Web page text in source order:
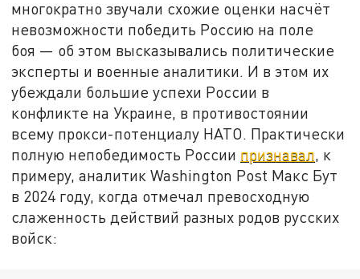
многократно звучали схожие оценки насчёт
невозможности победить Россию на поле
боя — об этом высказывались политические
эксперты и военные аналитики. И в этом их
убеждали большие успехи России в
конфликте на Украине, в противостоянии
всему прокси-потенциалу НАТО. Практически
полную непобедимость России признавал, к
примеру, аналитик Washington Post Макс Бут
в 2024 году, когда отмечал превосходную
слаженность действий разных родов русских
войск: